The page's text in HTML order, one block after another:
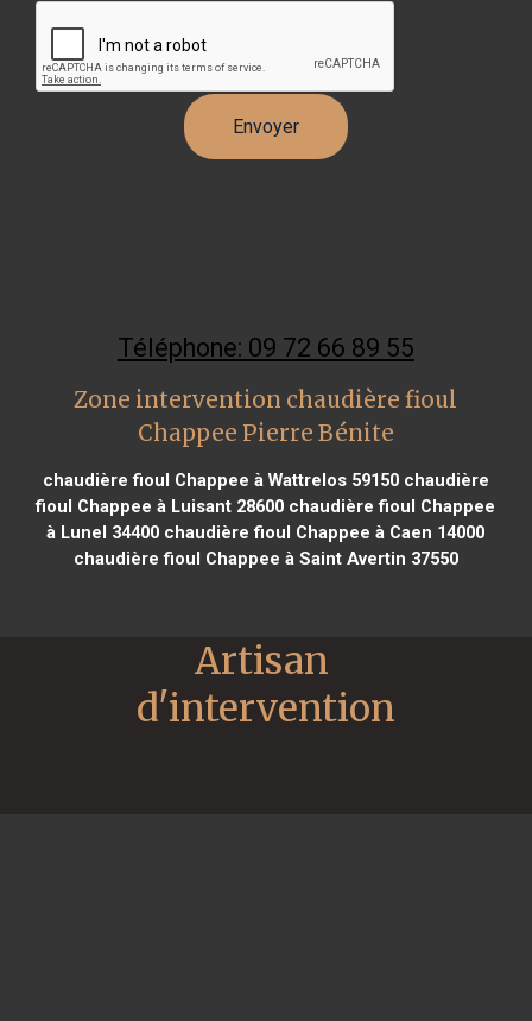
Téléphone: 09 72 66 89 55
Zone intervention chaudière fioul
Chappee Pierre Bénite
chaudière fioul Chappee à Wattrelos 59150chaudière
fioul Chappee à Luisant 28600 chaudière fioul Chappee
à Lunel 34400 chaudière fioul Chappee à Caen 14000
chaudière fioul Chappee à Saint Avertin 37550
Artisan
d'intervention